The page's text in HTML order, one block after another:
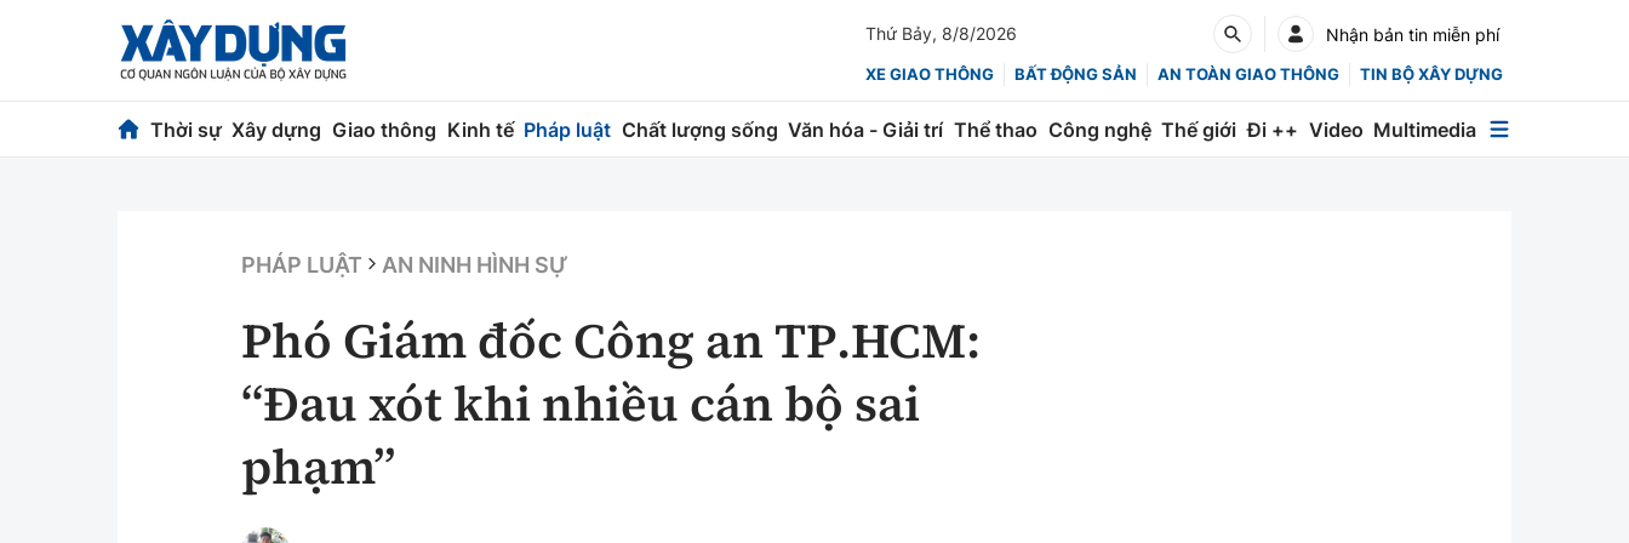
Thứ Bảy, 8/8/2026 Nhận bản tin miễn phí
XE GIAO THÔNG BẤT ĐỘNG SẢN AN TOÀN GIAO THÔNG TIN BỘ XÂY DỰNG
Thời sự Xây dựng Giao thông Kinh tế Pháp luật Chất lượng sống Văn hóa - Giải trí Thể thao Công nghệ Thế giới Đi ++ Video Multimedia
Chuyện dọc đường
Chỉ đạo điều hành
Vật liệu xây dựng
Giám định chất lượng
Quản lý đô thị
Hàng không
Đường sắt
Chứng khoán
Bảo hiểm
PHÁP LUẬT AN NINH HÌNH SỰ
Phó Giám đốc Công an TP.HCM:
“Đau xót khi nhiều cán bộ sai
phạm”